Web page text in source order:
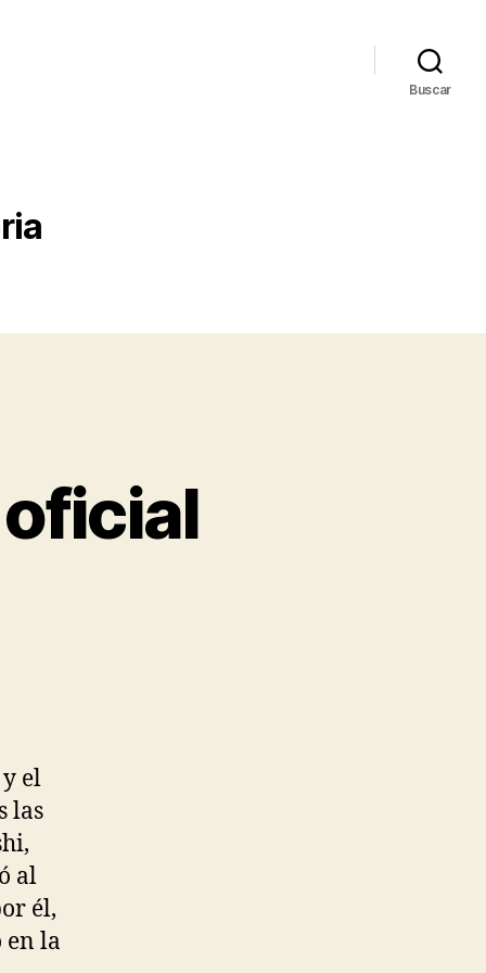
Buscar
el
las
al
él,
en la